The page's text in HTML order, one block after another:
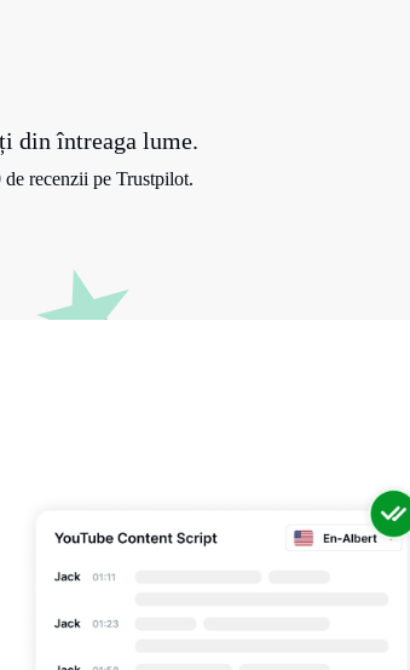
din întreaga lume.
de recenzii pe Trustpilot.